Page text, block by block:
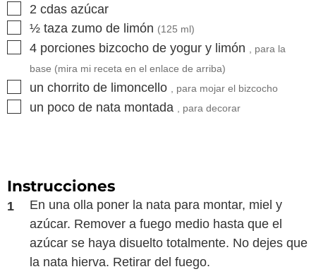
▢
2 cdas azúcar
▢
½ taza zumo de limón (125 ml)
▢
4 porciones bizcocho de yogur y limón
, para la
base (mira mi receta en el enlace de arriba)
▢
un chorrito de limoncello , para mojar el bizcocho
▢
un poco de nata montada , para decorar
Instrucciones
En una olla poner la nata para montar, miel y
azúcar. Remover a fuego medio hasta que el
azúcar se haya disuelto totalmente. No dejes que
la nata hierva. Retirar del fuego.